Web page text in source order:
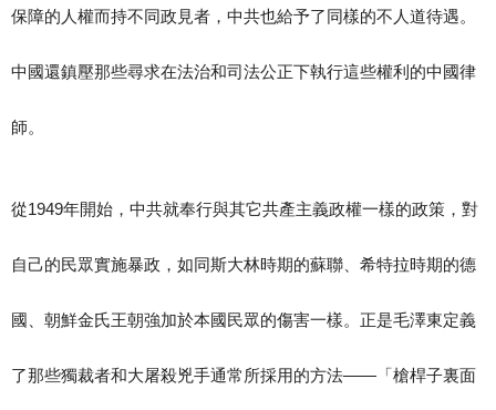
保障的人權而持不同政見者，中共也給予了同樣的不人道待遇。
中國還鎮壓那些尋求在法治和司法公正下執行這些權利的中國律
師。
從1949年開始，中共就奉行與其它共產主義政權一樣的政策，對
自己的民眾實施暴政，如同斯大林時期的蘇聯、希特拉時期的德
國、朝鮮金氏王朝強加於本國民眾的傷害一樣。正是毛澤東定義
了那些獨裁者和大屠殺兇手通常所採用的方法——「槍桿子裏面